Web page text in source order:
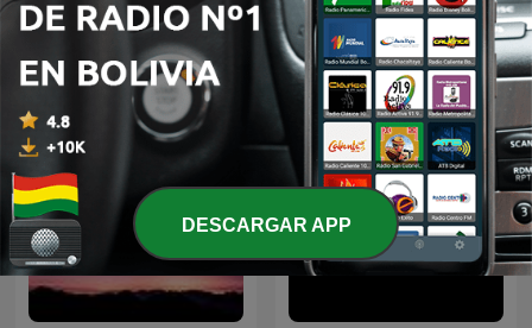
இசைத் தென்றல்
Afterwork Techno
Sessions – Techno
Podcast, Raw & Hypnotic
Techno Mixes
DESCARGAR APP